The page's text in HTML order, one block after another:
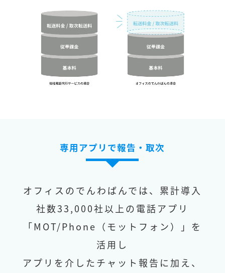
専用アプリで報告・取次
オフィスのでんわばんでは、累計導入
社数33,000社以上の電話アプリ
「MOT/Phone（モットフォン）」を
活用し
アプリを介したチャット報告に加え、